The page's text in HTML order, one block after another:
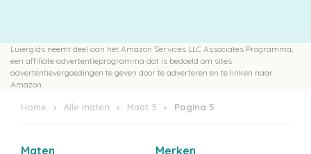
Luiergids neemt deel aan het Amazon Services LLC Associates Programma,
een affiliate advertentieprogramma dat is bedoeld om sites
advertentievergoedingen te geven door te adverteren en te linken naar
Amazon.
Home Alle maten Maat 5 Pagina 5
Maten Merken